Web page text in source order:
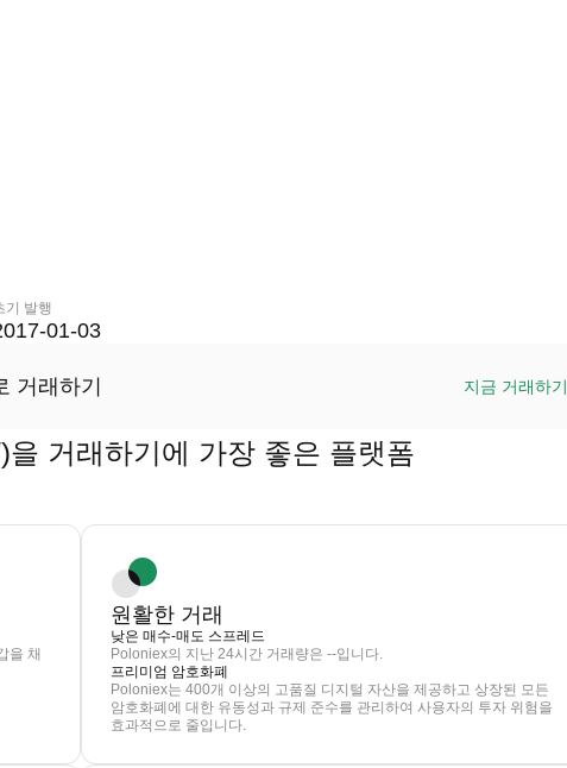
기 발행
01-03
거래하기 지금 거래하기
거래하기에 가장 좋은 플랫폼
을 채
원활한 거래
낮은 매수-매도 스프레드
Poloniex의 지난 24시간 거래량은 --입니다.
프리미엄 암호화폐
Poloniex는 400개 이상의 고품질 디지털 자산을 제공하고 상장된 모든
암호화폐에 대한 유동성과 규제 준수를 관리하여 사용자의 투자 위험을
효과적으로 줄입니다.